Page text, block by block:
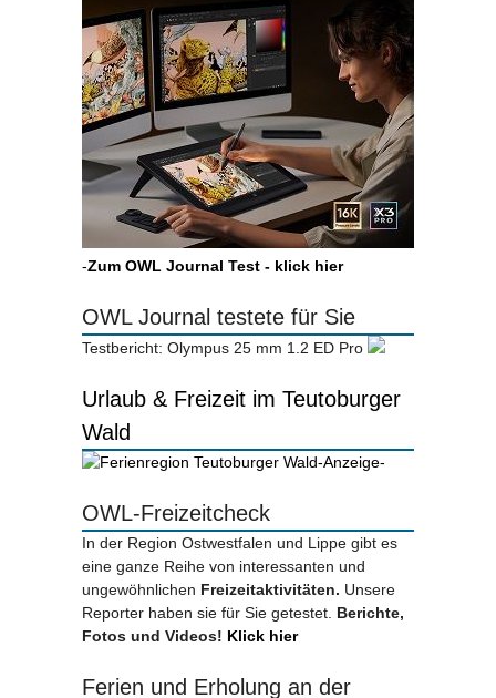
-Zum OWL Journal Test - klick hier
OWL Journal testete für Sie
Testbericht: Olympus 25 mm 1.2 ED Pro
Urlaub & Freizeit im Teutoburger
Wald
-Anzeige-
OWL-Freizeitcheck
In der Region Ostwestfalen und Lippe gibt es
eine ganze Reihe von interessanten und
ungewöhnlichen Freizeitaktivitäten. Unsere
Reporter haben sie für Sie getestet. Berichte,
Fotos und Videos! Klick hier
Ferien und Erholung an der